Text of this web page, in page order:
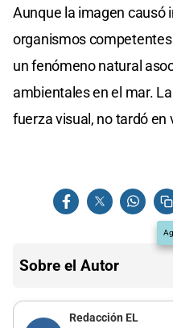
Aunque la imagen causó
organismos
un fenómeno natural
ambientales en el mar.
fuerza visual, no tardó en
Sobre el Autor
Redacción EL